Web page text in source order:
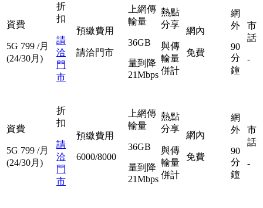
資費
5G 799 /月
(24/30月)
折
扣
請
洽
門
市
預繳費用
請洽門市
上網傳
輸量
36GB
量到降
21Mbps
熱點
分享
與傳
輸量
併計
網內
免費
網
外
90
分
鐘
市
話
-
資費
5G 799 /月
(24/30月)
折
扣
請
洽
門
市
預繳費用
6000/8000
上網傳
輸量
36GB
量到降
21Mbps
熱點
分享
與傳
輸量
併計
網內
免費
網
外
90
分
鐘
市
話
-